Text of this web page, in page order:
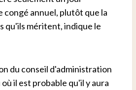
congé annuel, plutôt que la
qu'ils méritent, indique le
du conseil d'administration
il est probable qu'il y aura